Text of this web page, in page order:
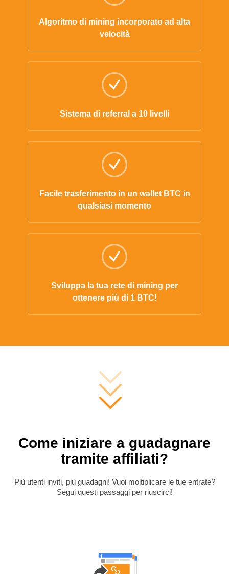
Algoritmo di mining incorporato ad alta
velocità
Sistema di referral a 10 livelli
Facile trasferimento in un wallet BTC in
qualsiasi momento
Sviluppa la tua rete di mining per
ottenere più di 1 BTC!
Come iniziare a guadagnare
tramite affiliati?
Più utenti inviti, più guadagni! Vuoi moltiplicare le tue entrate?
Segui questi passaggi per riuscirci!